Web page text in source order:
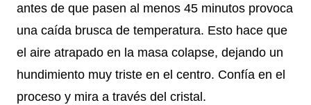
antes de que pasen al menos 45 minutos provoca
una caída brusca de temperatura. Esto hace que
el aire atrapado en la masa colapse, dejando un
hundimiento muy triste en el centro. Confía en el
proceso y mira a través del cristal.